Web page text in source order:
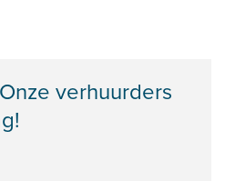
verhuurders